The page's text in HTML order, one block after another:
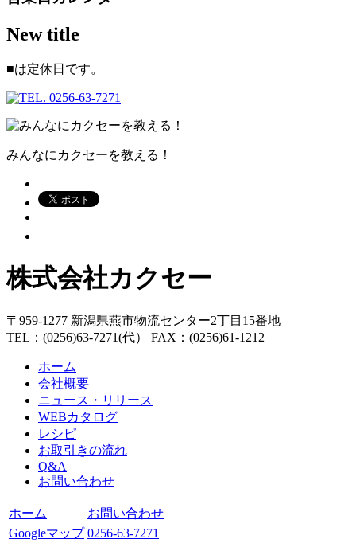
New title
■は定休日です。
みんなにカクセーを教える！
株式会社カクセー
〒959-1277 新潟県燕市物流センター2丁目15番地
TEL：(0256)63-7271(代） FAX：(0256)61-1212
ホーム
会社概要
ニュース・リリース
WEBカタログ
レシピ
お取引きの流れ
Q&A
お問い合わせ
ホーム
お問い合わせ
Googleマップ 0256-63-7271